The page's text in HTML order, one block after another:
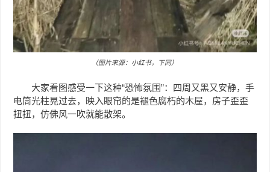
（图片来源：小红书，下同）
大家看图感受一下这种“恐怖氛围”：四周又黑又安静，手
电筒光柱晃过去，映入眼帘的是褪色腐朽的木屋，房子歪歪
扭扭，仿佛风一吹就能散架。